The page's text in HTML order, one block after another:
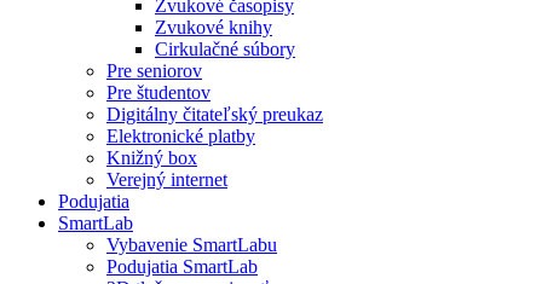
Zvukové časopisy
Zvukové knihy
Cirkulačné súbory
Pre seniorov
Pre študentov
Digitálny čitateľský preukaz
Elektronické platby
Knižný box
Verejný internet
Podujatia
SmartLab
Vybavenie SmartLabu
Podujatia SmartLab